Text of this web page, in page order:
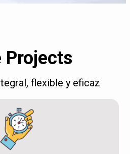
Projects
flexible y eficaz